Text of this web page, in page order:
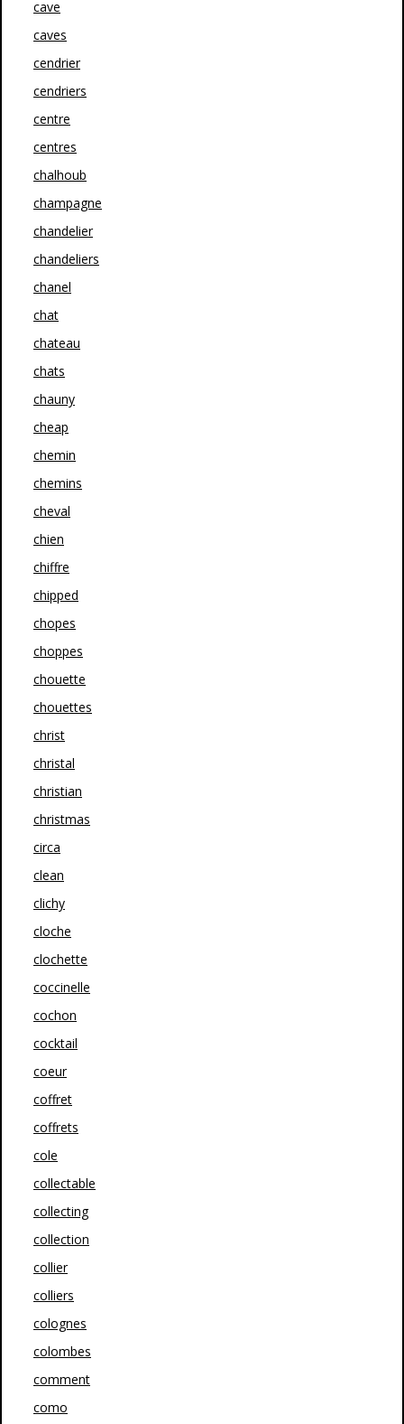
cave
caves
cendrier
cendriers
centre
centres
chalhoub
champagne
chandelier
chandeliers
chanel
chat
chateau
chats
chauny
cheap
chemin
chemins
cheval
chien
chiffre
chipped
chopes
choppes
chouette
chouettes
christ
christal
christian
christmas
circa
clean
clichy
cloche
clochette
coccinelle
cochon
cocktail
coeur
coffret
coffrets
cole
collectable
collecting
collection
collier
colliers
colognes
colombes
comment
como